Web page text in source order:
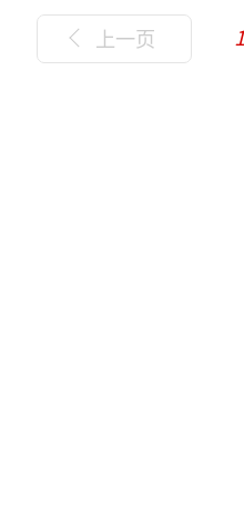
上一页 1